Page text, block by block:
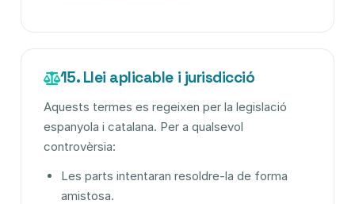
15. Llei aplicable i jurisdicció
Aquests termes es regeixen per la legislació
espanyola i catalana. Per a qualsevol
controvèrsia:
Les parts intentaran resoldre-la de forma
amistosa.